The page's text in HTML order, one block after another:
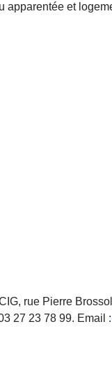
et
rue Pierre
27 23 78 99. Email :